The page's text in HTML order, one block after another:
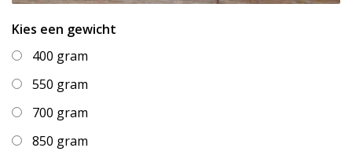
Kies een gewicht
400 gram
550 gram
700 gram
850 gram